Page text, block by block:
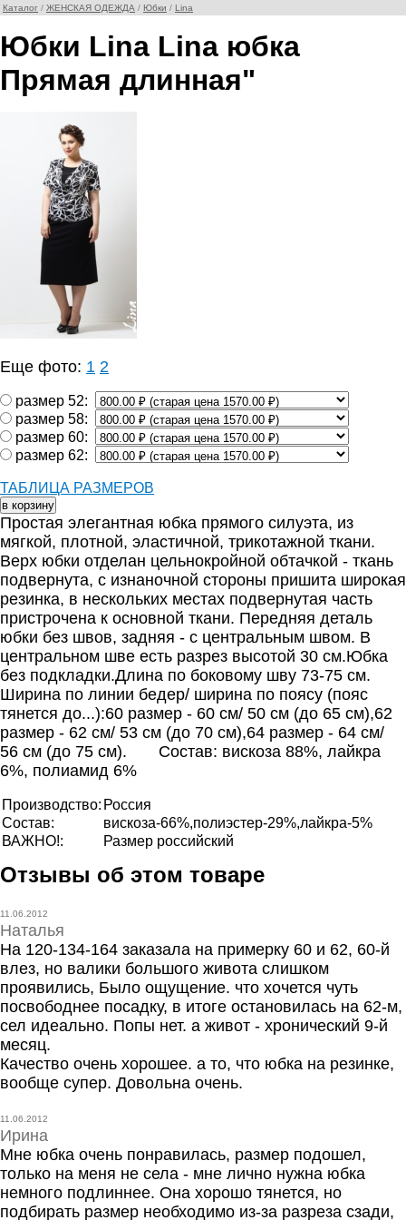
Каталог / ЖЕНСКАЯ ОДЕЖДА / Юбки / Lina
Юбки Lina Lina юбка
Прямая длинная"
Еще фото: 1 2
размер 52:
размер 58:
размер 60:
размер 62:
ТАБЛИЦА РАЗМЕРОВ
Простая элегантная юбка прямого силуэта, из
мягкой, плотной, эластичной, трикотажной ткани.
Верх юбки отделан цельнокройной обтачкой - ткань
подвернута, с изнаночной стороны пришита широкая
резинка, в нескольких местах подвернутая часть
пристрочена к основной ткани. Передняя деталь
юбки без швов, задняя - с центральным швом. В
центральном шве есть разрез высотой 30 см.Юбка
без подкладки.Длина по боковому шву 73-75 см.
Ширина по линии бедер/ ширина по поясу (пояс
тянется до...):60 размер - 60 см/ 50 см (до 65 см),62
размер - 62 см/ 53 см (до 70 см),64 размер - 64 см/
56 см (до 75 см). Состав: вискоза 88%, лайкра
6%, полиамид 6%
Производство: Россия
Состав:
вискоза-66%,полиэстер-29%,лайкра-5%
ВАЖНО!:
Размер российский
Отзывы об этом товаре
11.06.2012
Наталья
На 120-134-164 заказала на примерку 60 и 62, 60-й
влез, но валики большого живота слишком
проявились, Было ощущение. что хочется чуть
посвободнее посадку, в итоге остановилась на 62-м,
сел идеально. Попы нет. а живот - хронический 9-й
месяц.
Качество очень хорошее. а то, что юбка на резинке,
вообще супер. Довольна очень.
11.06.2012
Ирина
Мне юбка очень понравилась, размер подошел,
только на меня не села - мне лично нужна юбка
немного подлиннее. Она хорошо тянется, но
подбирать размер необходимо из-за разреза сзади,